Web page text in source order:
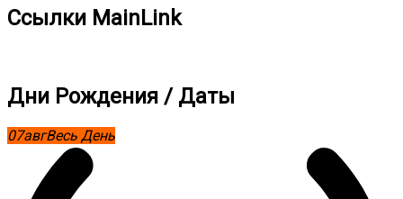
Ссылки MainLink
Дни Рождения / Даты
07авгВесь День